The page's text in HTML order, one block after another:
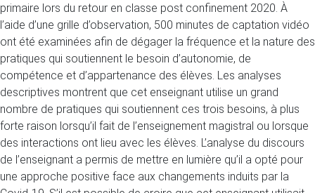
primaire lors du retour en classe post confinement 2020. À
l’aide d’une grille d’observation, 500 minutes de captation vidéo
ont été examinées afin de dégager la fréquence et la nature des
pratiques qui soutiennent le besoin d’autonomie, de
compétence et d’appartenance des élèves. Les analyses
descriptives montrent que cet enseignant utilise un grand
nombre de pratiques qui soutiennent ces trois besoins, à plus
forte raison lorsqu’il fait de l’enseignement magistral ou lorsque
des interactions ont lieu avec les élèves. L’analyse du discours
de l’enseignant a permis de mettre en lumière qu’il a opté pour
une approche positive face aux changements induits par la